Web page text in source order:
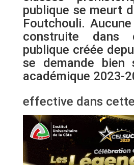
PLUS
publique se meurt
Foutchouli.
construite dans
publique créée
se demande bien
académique 2023-
effective dans